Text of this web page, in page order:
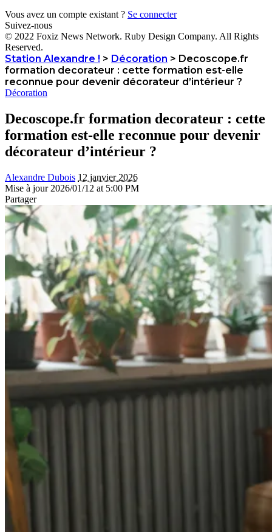
Vous avez un compte existant ? Se connecter
Suivez-nous
© 2022 Foxiz News Network. Ruby Design Company. All Rights
Reserved.
Station Alexandre ! > Décoration > Decoscope.fr
formation decorateur : cette formation est-elle
reconnue pour devenir décorateur d’intérieur ?
Décoration
Decoscope.fr formation decorateur : cette
formation est-elle reconnue pour devenir
décorateur d’intérieur ?
Alexandre Dubois 12 janvier 2026
Mise à jour 2026/01/12 at 5:00 PM
Partager